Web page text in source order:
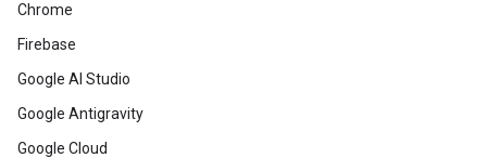
Chrome
Firebase
Google AI Studio
Google Antigravity
Google Cloud